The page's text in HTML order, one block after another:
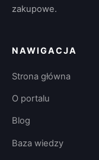
zakupowe.
NAWIGACJA
Strona główna
O portalu
Blog
Baza wiedzy